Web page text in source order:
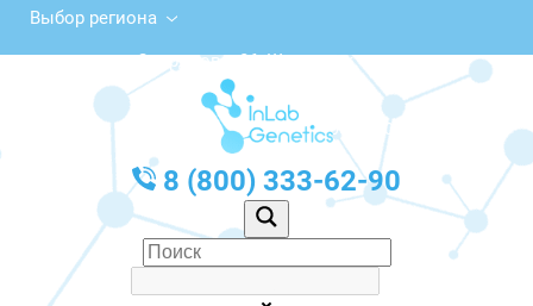
Выбор региона
ул. Свердлова, 86, Шадринск
с 10:00 до 20:00
График работы: Пн-Пт с 10:00 до 20:00
8 (800) 333-62-90